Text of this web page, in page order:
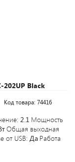
202UP Black
Код товара: 74416
2.1 Мощность
Общая выходная
от USB: Да Работа